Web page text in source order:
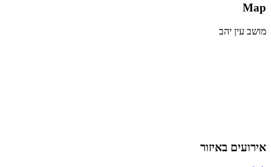
Map
מושב עין יהב
אירועים באיזור